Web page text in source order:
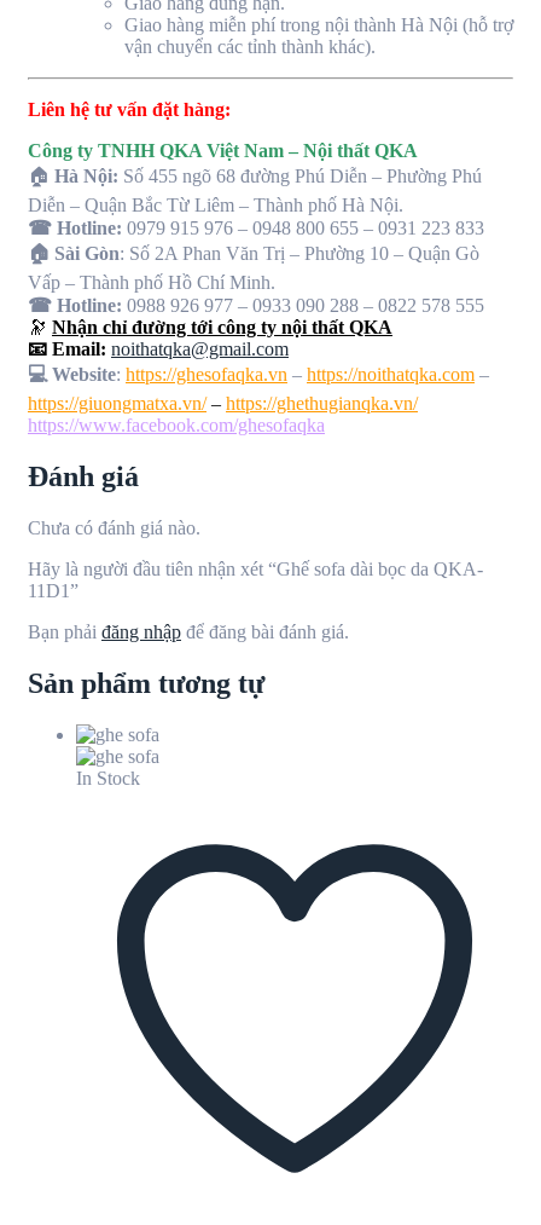
Giao hàng miễn phí trong nội thành Hà Nội (hỗ trợ
vận chuyển các tỉnh thành khác).
Liên hệ tư vấn đặt hàng:
Công ty TNHH QKA Việt Nam – Nội thất QKA
🏠 Hà Nội: Số 455 ngõ 68 đường Phú Diễn – Phường Phú
Diễn – Quận Bắc Từ Liêm – Thành phố Hà Nội.
☎ Hotline: 0979 915 976 – 0948 800 655 – 0931 223 833
🏠 Sài Gòn: Số 2A Phan Văn Trị – Phường 10 – Quận Gò
Vấp – Thành phố Hồ Chí Minh.
☎ Hotline: 0988 926 977 – 0933 090 288 – 0822 578 555
🔭 Nhận chỉ đường tới công ty nội thất QKA
📧 Email: noithatqka@gmail.com
💻 Website: https://ghesofaqka.vn – https://noithatqka.com –
https://giuongmatxa.vn/ – https://ghethugianqka.vn/
https://www.facebook.com/ghesofaqka
Đánh giá
Chưa có đánh giá nào.
Hãy là người đầu tiên nhận xét “Ghế sofa dài bọc da QKA-
11D1”
Bạn phải đăng nhập để đăng bài đánh giá.
Sản phẩm tương tự
In Stock